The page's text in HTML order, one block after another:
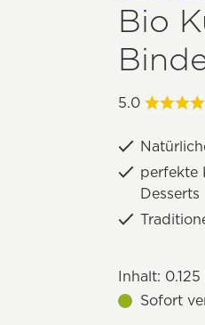
Bio
5.0
perfekte
Desserts
Inhalt:
Sofort